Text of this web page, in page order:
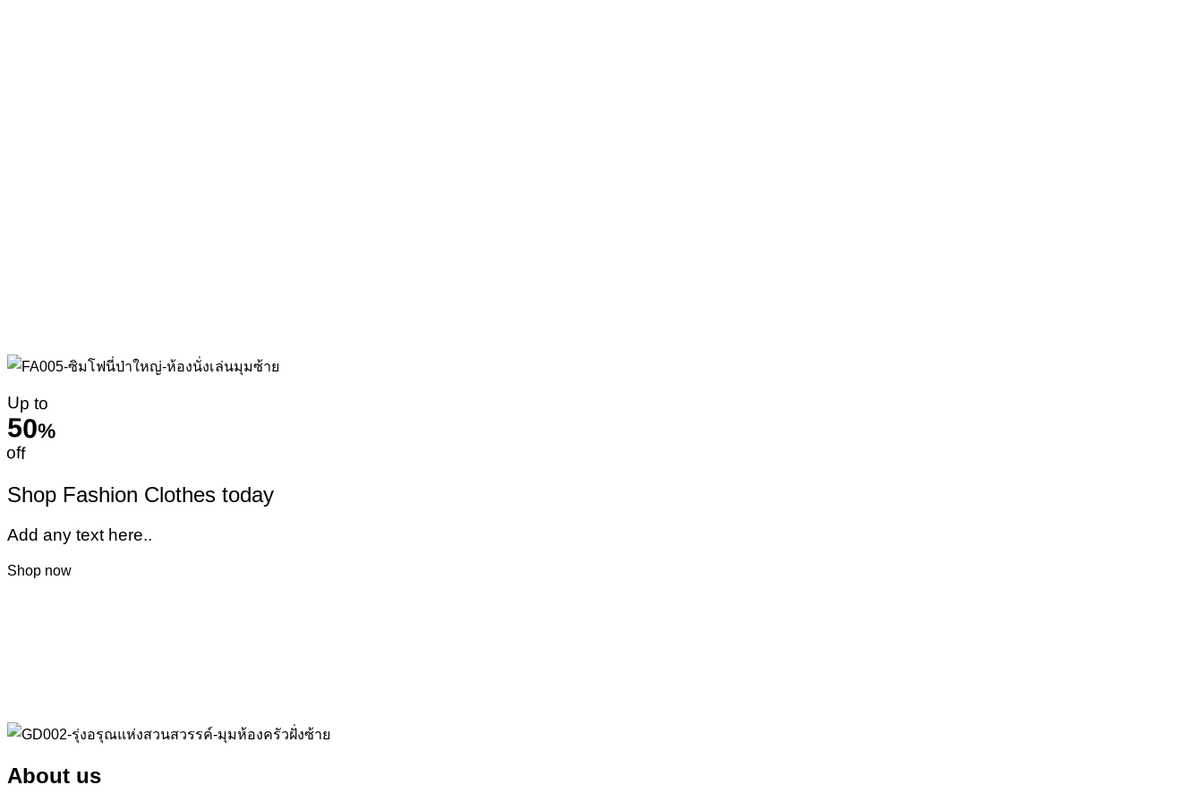
Up to
50%
off
Shop Fashion Clothes today
Add any text here..
Shop now
About us